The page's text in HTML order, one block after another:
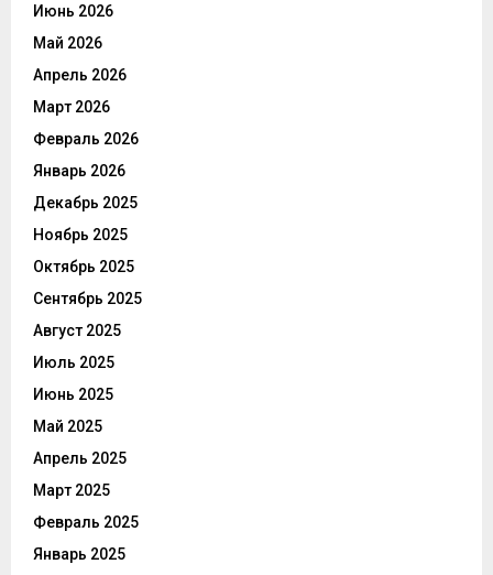
Июнь 2026
Май 2026
Апрель 2026
Март 2026
Февраль 2026
Январь 2026
Декабрь 2025
Ноябрь 2025
Октябрь 2025
Сентябрь 2025
Август 2025
Июль 2025
Июнь 2025
Май 2025
Апрель 2025
Март 2025
Февраль 2025
Январь 2025